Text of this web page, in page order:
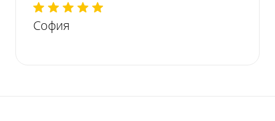
София